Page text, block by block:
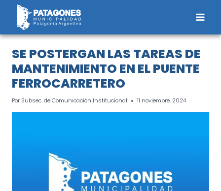
Saltar
contenido
SE POSTERGAN LAS TAREAS DE
MANTENIMIENTO EN EL PUENTE
FERROCARRETERO
Por Subsec. de Comunicación Institucional 11 noviembre, 2024